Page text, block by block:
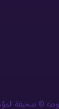
صحيفة المؤشر 2022